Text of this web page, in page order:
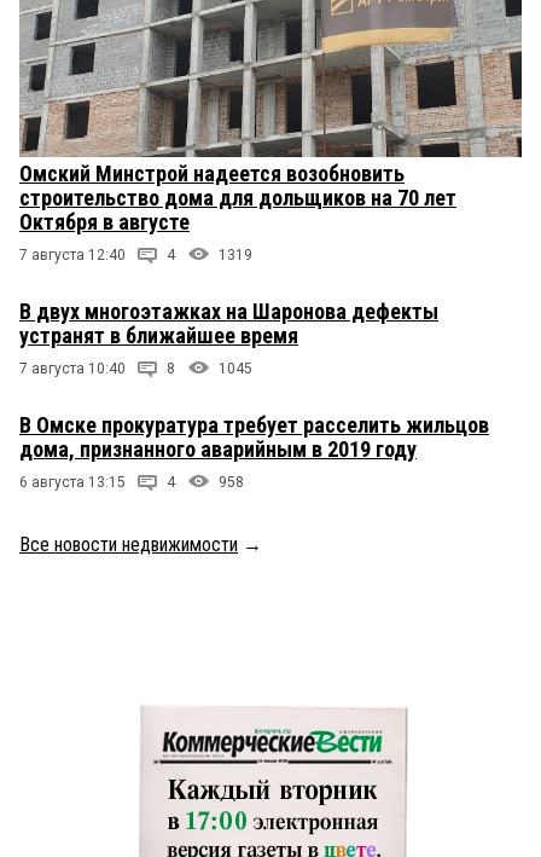
Омский Минстрой надеется возобновить
строительство дома для дольщиков на 70 лет
Октября в августе
7 августа 12:40 4 1319
В двух многоэтажках на Шаронова дефекты
устранят в ближайшее время
7 августа 10:40 8 1045
В Омске прокуратура требует расселить жильцов
дома, признанного аварийным в 2019 году
6 августа 13:15 4 958
Все новости недвижимости →